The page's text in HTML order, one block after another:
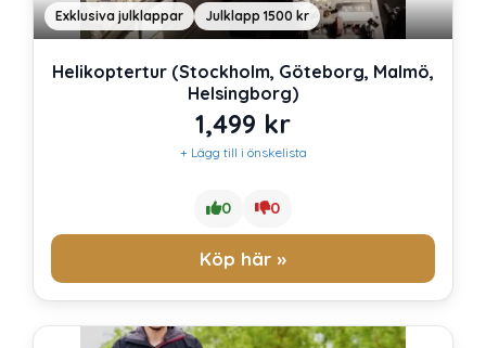
Exklusiva julklappar Julklapp 1500 kr
Helikoptertur (Stockholm, Göteborg, Malmö,
Helsingborg)
1,499 kr
+ Lägg till i önskelista
0 0
Köp här »